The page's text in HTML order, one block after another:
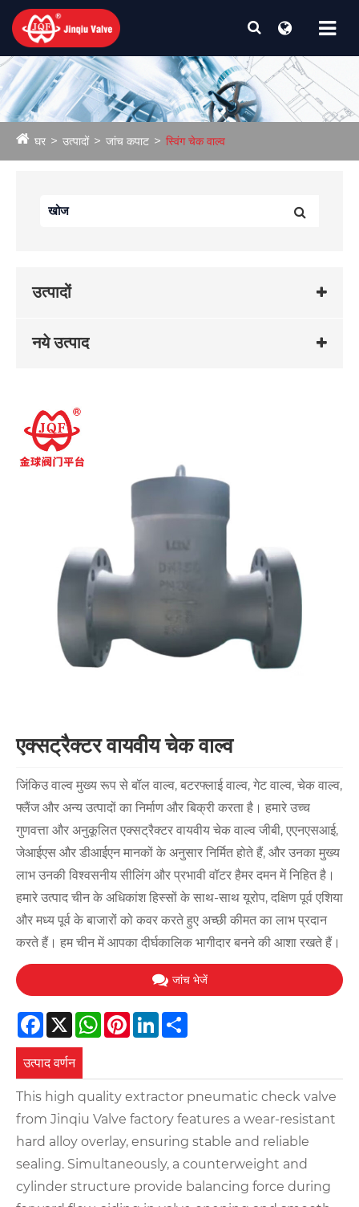
घर उत्पादों जांच कपाट स्विंग चेक वाल्व
उत्पादों
नये उत्पाद
एक्सट्रैक्टर वायवीय चेक वाल्व
जिंकिउ वाल्व मुख्य रूप से बॉल वाल्व, बटरफ्लाई वाल्व, गेट वाल्व, चेक वाल्व,
फ्लैंज और अन्य उत्पादों का निर्माण और बिक्री करता है। हमारे उच्च
गुणवत्ता और अनुकूलित एक्सट्रैक्टर वायवीय चेक वाल्व जीबी, एएनएसआई,
जेआईएस और डीआईएन मानकों के अनुसार निर्मित होते हैं, और उनका मुख्य
लाभ उनकी विश्वसनीय सीलिंग और प्रभावी वॉटर हैमर दमन में निहित है।
हमारे उत्पाद चीन के अधिकांश हिस्सों के साथ-साथ यूरोप, दक्षिण पूर्व एशिया
और मध्य पूर्व के बाजारों को कवर करते हुए अच्छी कीमत का लाभ प्रदान
करते हैं। हम चीन में आपका दीर्घकालिक भागीदार बनने की आशा रखते हैं।
जांच भेजें
Facebook
X WhatsApp
Pinterest
LinkedIn
उत्पाद वर्णन
This high quality extractor pneumatic check valve
from Jinqiu Valve factory features a wear-resistant
hard alloy overlay, ensuring stable and reliable
sealing. Simultaneously, a counterweight and
cylinder structure provide balancing force during